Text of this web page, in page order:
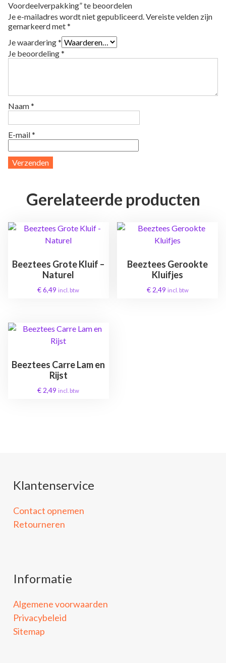
Voordeelverpakking” te beoordelen
Je e-mailadres wordt niet gepubliceerd.Vereiste velden zijn
gemarkeerd met*
Je waardering*
Je beoordeling*
Naam*
E-mail*
Gerelateerde producten
Beeztees Grote Kluif –
Naturel
€6,49 incl. btw
Beeztees Gerookte
Kluifjes
€2,49 incl. btw
Beeztees Carre Lam en
Rijst
€ 2,49 incl. btw
Klantenservice
Contact opnemen
Retourneren
Informatie
Algemene voorwaarden
Privacybeleid
Sitemap